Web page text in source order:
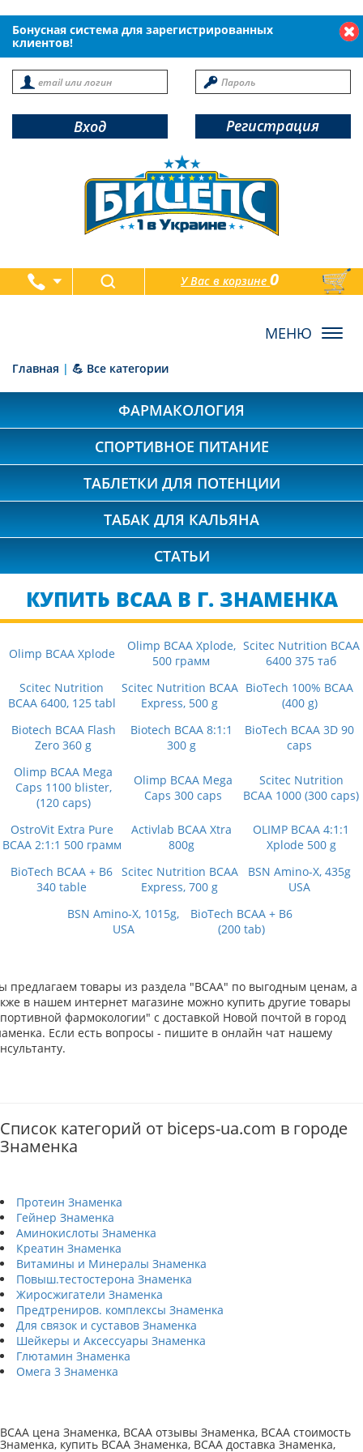
Бонусная система для зарегистрированных
клиентов!
Вход Регистрация
У Вас в корзине0
товаров
Главная | 💪 Все категории
ФАРМАКОЛОГИЯ
СПОРТИВНОЕ ПИТАНИЕ
ТАБЛЕТКИ ДЛЯ ПОТЕНЦИИ
ТАБАК ДЛЯ КАЛЬЯНА
СТАТЬИ
КУПИТЬ BCAA В Г. ЗНАМЕНКА
Olimp BCAA Xplode
Olimp BCAA Xplode,
500 грамм
Scitec Nutrition BCAA
6400 375 таб
Scitec Nutrition
BCAA 6400, 125 tabl
Scitec Nutrition BCAA
Express, 500 g
BioTech 100% BCAA
(400 g)
Biotech BCAA Flash
Zero 360 g
Biotech BCAA 8:1:1
300 g
BioTech BCAA 3D 90
caps
Olimp BCAA Mega
Caps 1100 blister,
(120 caps)
Olimp BCAA Mega
Caps 300 caps
Scitec Nutrition
BCAA 1000 (300 caps)
OstroVit Extra Pure
BCAA 2:1:1 500 грамм
Activlab BCAA Xtra
800g
OLIMP BCAA 4:1:1
Xplode 500 g
BioTech BCAA + B6
340 table
Scitec Nutrition BCAA
Express, 700 g
BSN Amino-X, 435g
USA
BSN Amino-X, 1015g,
USA
BioTech BCAA + B6
(200 tab)
предлагаем товары из раздела "BCAA" по выгодным ценам, а
в нашем интернет магазине можно купить другие товары
фармокологии" с доставкой Новой почтой в город
Если есть вопросы - пишите в онлайн чат нашему
Список категорий от biceps-ua.com в городе
Знаменка
Протеин Знаменка
Гейнер Знаменка
Аминокислоты Знаменка
Креатин Знаменка
Витамины и Минералы Знаменка
Повыш.тестостерона Знаменка
Жиросжигатели Знаменка
Предтрениров. комплексы Знаменка
Для связок и суставов Знаменка
Шейкеры и Аксессуары Знаменка
Глютамин Знаменка
Омега 3 Знаменка
BCAA цена Знаменка, BCAA отзывы Знаменка, BCAA стоимость
Знаменка, купить BCAA Знаменка, BCAA доставка Знаменка,